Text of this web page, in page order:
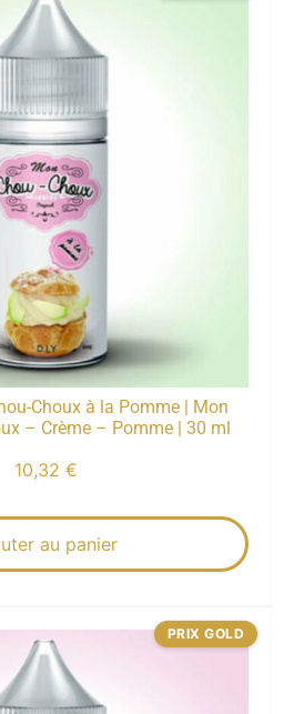
Choux à la Pomme | Mon
– Crème – Pomme | 30 ml
10,32 €
au panier
PRIX GOLD